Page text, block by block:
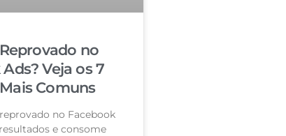
no
Veja os 7
Comuns
no Facebook
e consome